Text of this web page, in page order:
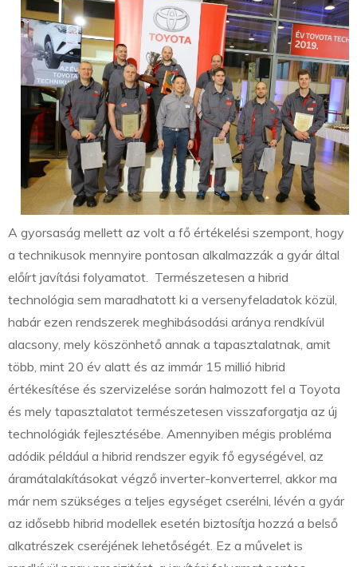
A gyorsaság mellett az volt a fő értékelési szempont, hogy
a technikusok mennyire pontosan alkalmazzák a gyár által
előírt javítási folyamatot. Természetesen a hibrid
technológia sem maradhatott ki a versenyfeladatok közül,
habár ezen rendszerek meghibásodási aránya rendkívül
alacsony, mely köszönhető annak a tapasztalatnak, amit
több, mint 20 év alatt és az immár 15 millió hibrid
értékesítése és szervizelése során halmozott fel a Toyota
és mely tapasztalatot természetesen visszaforgatja az új
technológiák fejlesztésébe. Amennyiben mégis probléma
adódik például a hibrid rendszer egyik fő egységével, az
áramátalakításokat végző inverter-konverterrel, akkor ma
már nem szükséges a teljes egységet cserélni, lévén a gyár
az idősebb hibrid modellek esetén biztosítja hozzá a belső
alkatrészek cseréjének lehetőségét. Ez a művelet is